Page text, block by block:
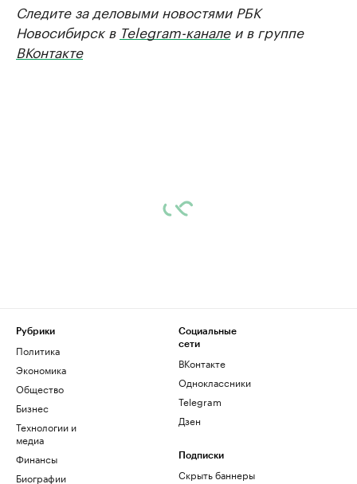
Следите за деловыми новостями РБК
Новосибирск в Telegram-каналеи в группе
ВКонтакте
Рубрики
Политика
Экономика
Общество
Бизнес
Технологии и
медиа
Финансы
Биографии
Социальные
сети
ВКонтакте
Одноклассники
Telegram
Дзен
Подписки
Скрыть баннеры